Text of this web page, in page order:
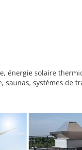
énergie solaire
systèmes de